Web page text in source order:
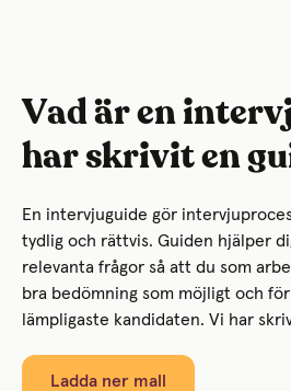
Vad är en
har skrivit en
En intervjuguide gör
tydlig och rättvis. Guiden hjälper
relevanta frågor så att du som
bra bedömning som möjligt och
lämpligaste kandidaten. Vi har
Ladda ner mall